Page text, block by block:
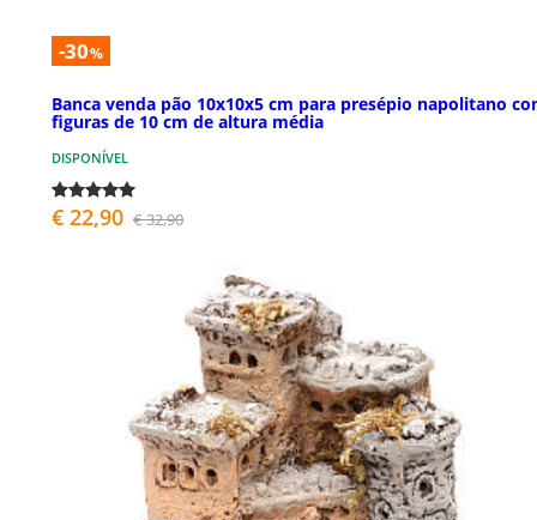
-30%
Banca venda pão 10x10x5 cm para presépio napolitano
figuras de 10 cm de altura média
DISPONÍVEL
€ 22,90 € 32,90